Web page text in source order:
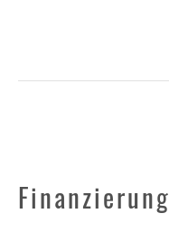
Finanzierung